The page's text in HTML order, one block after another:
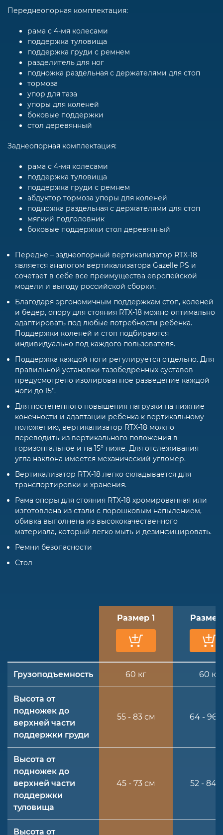
Переднеопорная комплектация:
рама с 4-мя колесами
поддержка туловища
поддержка груди с ремнем
разделитель для ног
подножка раздельная с держателями для стоп
тормоза
упор для таза
упоры для коленей
боковые поддержки
стол деревянный
Заднеопорная комплектация:
рама с 4-мя колесами
поддержка туловища
поддержка груди с ремнем
абдуктор тормоза упоры для коленей
подножка раздельная с держателями для стоп
мягкий подголовник
боковые поддержки стол деревянный
Передне – заднеопорный вертикализатор RTX-18
является аналогом вертикализатора Gazelle PS и
сочетает в себе все преимущества европейской
модели и выгоду российской сборки.
Благодаря эргономичным поддержкам стоп, коленей
и бедер, опору для стояния RTX-18 можно оптимально
адаптировать под любые потребности ребенка.
Поддержки коленей и стоп подбираются
индивидуально под каждого пользователя.
Поддержка каждой ноги регулируется отдельно. Для
правильной установки тазобедренных суставов
предусмотрено изолированное разведение каждой
ноги до 15°.
Для постепенного повышения нагрузки на нижние
конечности и адаптации ребенка к вертикальному
положению, вертикализатор RTX-18 можно
переводить из вертикального положения в
горизонтальное и на 15° ниже. Для отслеживания
угла наклона имеется механический угломер.
Вертикализатор RTX-18 легко складывается для
транспортировки и хранения.
Рама опоры для стояния RTX-18 хромированная или
изготовлена из стали с порошковым напылением,
обивка выполнена из высококачественного
материала, который легко мыть и дезинфицировать.
Ремни безопасности
Стол
Размер 1
Грузоподъемность 60 кг 60 кг
Высота от
подножек до
верхней части
поддержки груди
55 - 83 см 64 - 96
Высота от
подножек до
верхней части
поддержки
туловища
45 - 73 см 52 - 84
Высота от